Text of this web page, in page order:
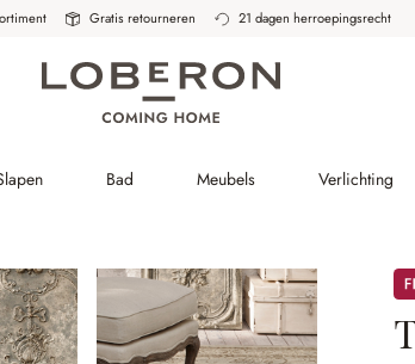
Gratis retourneren 21 dagen herroepingsrecht
Bad Meubels Verlichting